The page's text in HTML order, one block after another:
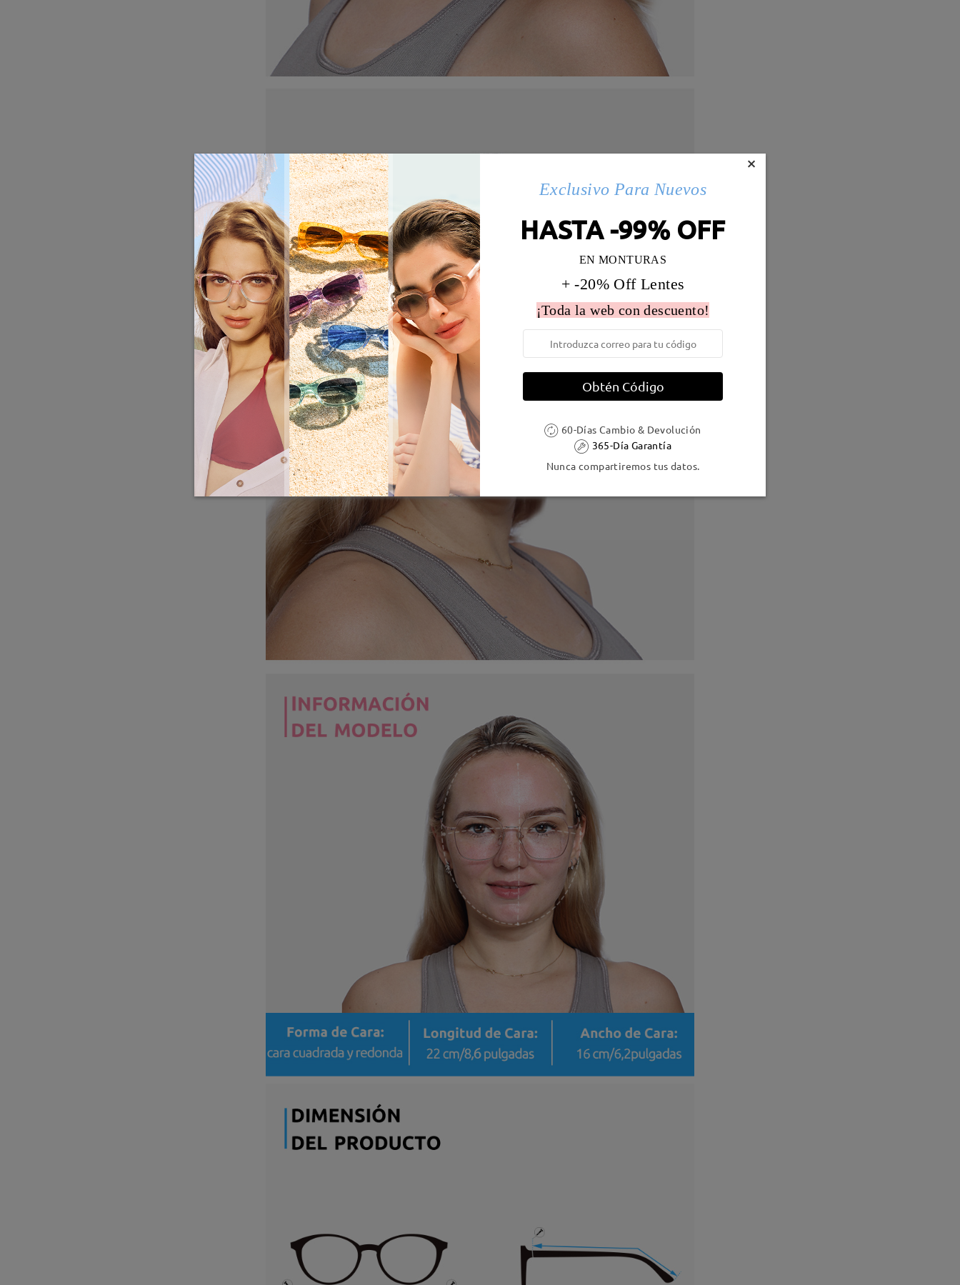
×
Exclusivo Para Nuevos
HASTA -99% OFF
EN MONTURAS
+ -20% Off Lentes
¡Toda la web con descuento!
Obtén Código
60-Días Cambio & Devolución
365-Día Garantía
Nunca compartiremos tus datos.